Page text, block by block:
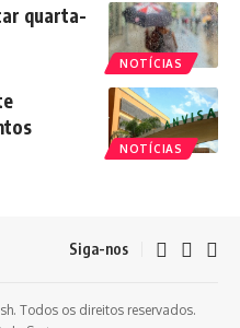
NOTÍCIAS
quarta-
NOTÍCIAS
Siga-nos
Todos os direitos reservados.